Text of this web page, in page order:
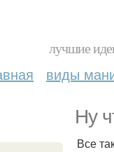
лучшие
виды
Ну
Все